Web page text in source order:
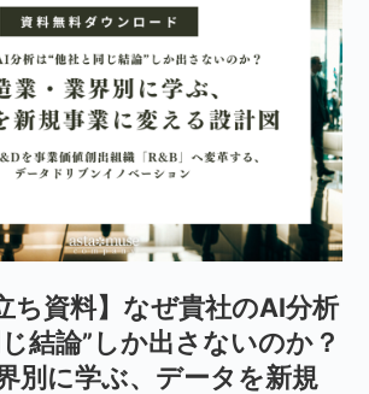
ち資料】なぜ貴社のAI分析
結論”しか出さないのか？
別に学ぶ、データを新規